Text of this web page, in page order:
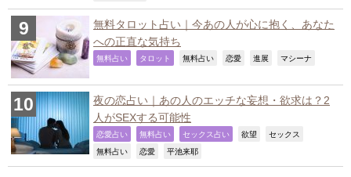
無料タロット占い｜今あの人が心に抱く、あなた
への正直な気持ち
無料占い タロット 無料占い 恋愛 進展 マシーナ
夜の恋占い｜あの人のエッチな妄想・欲求は？2
人がSEXする可能性
恋愛占い 無料占い セックス占い 欲望 セックス
無料占い 恋愛 平池来耶